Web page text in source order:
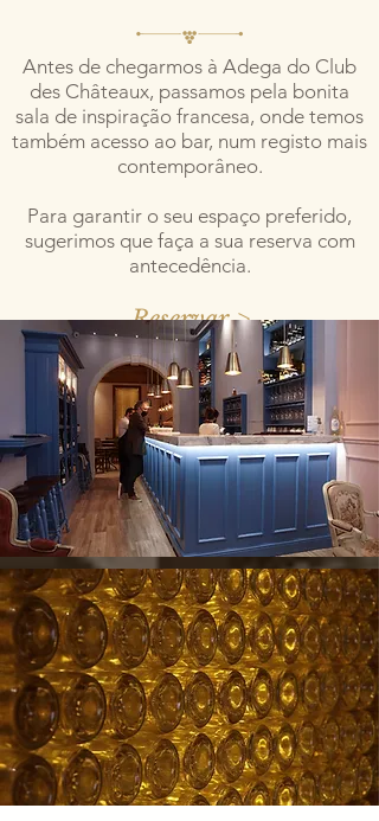
Antes de chegarmos à Adega do Club
des Châteaux, passamos pela bonita
sala de inspiração francesa, onde temos
também acesso ao bar, num registo mais
contemporâneo.
Para garantir o seu espaço preferido,
sugerimos que faça a sua reserva com
antecedência.
Reservar >